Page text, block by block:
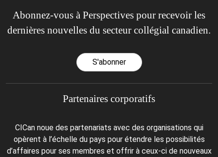
Abonnez-vous à Perspectives pour recevoir les
dernières nouvelles du secteur collégial canadien.
S'abonner
Partenaires corporatifs
CICan noue des partenariats avec des organisations qui
opèrent à l’échelle du pays pour étendre les possibilités
d’affaires pour ses membres et offrir à ceux-ci de nouveaux